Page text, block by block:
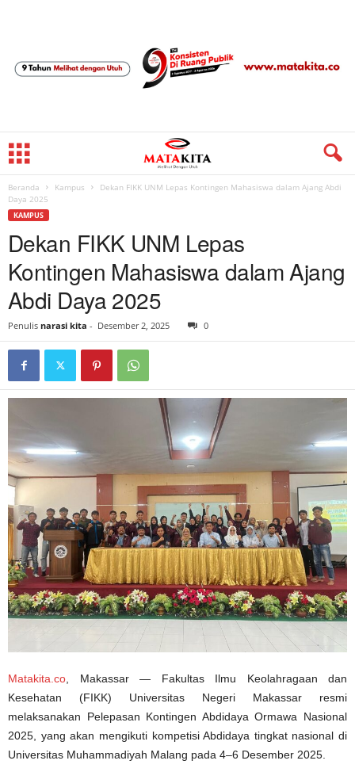
Beranda Kampus
Dekan FIKK UNM Lepas Kontingen Mahasiswa dalam Ajang Abdi
Daya 2025
KAMPUS
Dekan FIKK UNM Lepas
Kontingen Mahasiswa dalam Ajang
Abdi Daya 2025
Penulis narasi kita - Desember 2, 2025 0
Matakita.co , Makassar — Fakultas Ilmu Keolahragaan dan
Kesehatan (FIKK) Universitas Negeri Makassar resmi
melaksanakan Pelepasan Kontingen Abdidaya Ormawa Nasional
2025, yang akan mengikuti kompetisi Abdidaya tingkat nasional di
Universitas Muhammadiyah Malang pada 4–6 Desember 2025.